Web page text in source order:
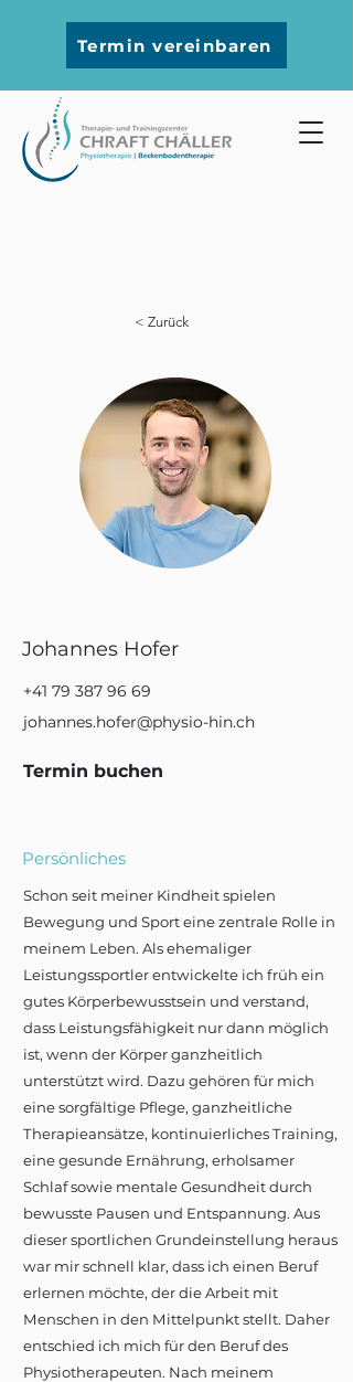
Termin vereinbaren
< Zurück
Johannes Hofer
+41 79 387 96 69
johannes.hofer@physio-hin.ch
Persönliches
Schon seit meiner Kindheit spielen
Bewegung und Sport eine zentrale Rolle in
meinem Leben. Als ehemaliger
Leistungssportler entwickelte ich früh ein
gutes Körperbewusstsein und verstand,
dass Leistungsfähigkeit nur dann möglich
ist, wenn der Körper ganzheitlich
unterstützt wird. Dazu gehören für mich
eine sorgfältige Pflege, ganzheitliche
Therapieansätze, kontinuierliches Training,
eine gesunde Ernährung, erholsamer
Schlaf sowie mentale Gesundheit durch
bewusste Pausen und Entspannung. Aus
dieser sportlichen Grundeinstellung heraus
war mir schnell klar, dass ich einen Beruf
erlernen möchte, der die Arbeit mit
Menschen in den Mittelpunkt stellt. Daher
entschied ich mich für den Beruf des
Physiotherapeuten. Nach meinem
Termin buchen